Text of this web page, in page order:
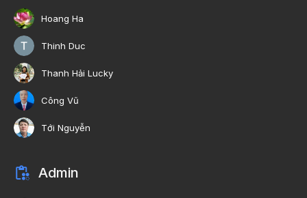
Hoang Ha
Thinh Duc
Thanh Hải Lucky
Công Vũ
Tới Nguyễn
Admin